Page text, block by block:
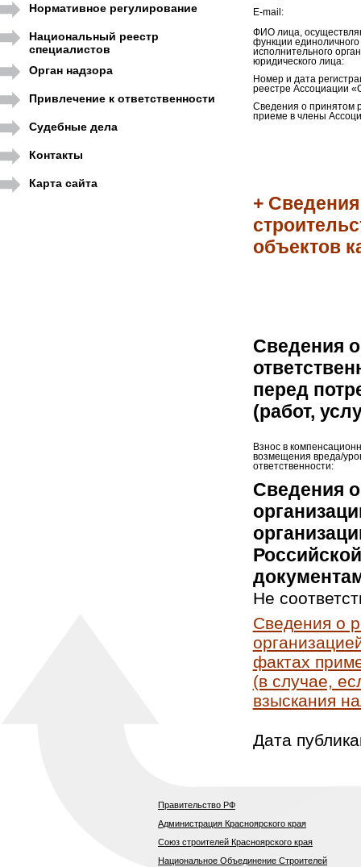
Нормативное регулирование
Национальный реестр
специалистов
Орган надзора
Привлечение к ответственности
Судебные дела
Контакты
Карта сайта
E-mail:
ФИО лица,
функции единоличного
исполнительного
юридического лица:
Номер и дата
реестре Ассоциации
Сведения о принятом
приеме в члены
+
объектов
Сведения
перед
(работ,
Взнос в
возмещения вреда/
ответственности:
Сведения
Не
Сведения о
фактах
(в случае,
взыскания
Дата
Правительство РФ
Администрация Красноярского края
Союз строителей Красноярского края
Национальное Объединение Строителей